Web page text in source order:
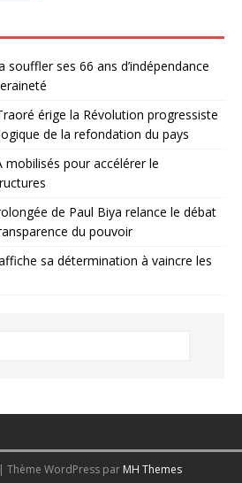
ses 66 ans d’indépendance
érige la Révolution progressiste
de la refondation du pays
mobilisés pour accélérer le
de Paul Biya relance le débat
du pouvoir
sa détermination à vaincre les
Thème WordPress par MH Themes